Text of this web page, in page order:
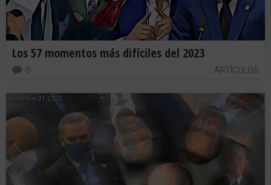
Los 57 momentos más difíciles del 2023
ARTÍCULOS
0
diciembre 31, 2022